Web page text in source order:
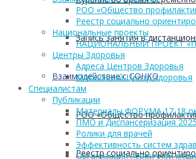
Запись занятия в
Взаимодействие с СОНКО
РОО «Общество
Реестр социально
РОО «Общество
Реестр социально
Национальные проекты
НАЦИОНАЛЬНЫЙ ПРОЕКТ
Центры Здоровья
Адреса Центров Здоровья
Мобильный Центр здоровья
Cпециалистам
Публикации
Материалы ФОРУМА 17-18
ПМО и Диспансеризация
Ролики для врачей
Эффективность систем
Организация первичной